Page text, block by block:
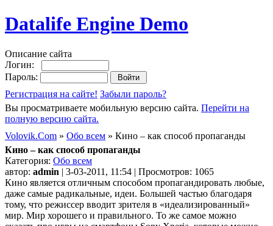
Datalife Engine Demo
Описание сайта
Логин:
Пароль:
Регистрация на сайте! Забыли пароль?
Вы просматриваете мобильную версию сайта. Перейти на
полную версию сайта.
Volovik.Com » Обо всем » Кино – как способ пропаганды
Кино – как способ пропаганды
Категория: Обо всем
автор: admin | 3-03-2011, 11:54 | Просмотров: 1065
Кино является отличным способом пропагандировать любые,
даже самые радикальные, идеи. Большей частью благодаря
тому, что режиссер вводит зрителя в «идеализированный»
мир. Мир хорошего и правильного. То же самое можно